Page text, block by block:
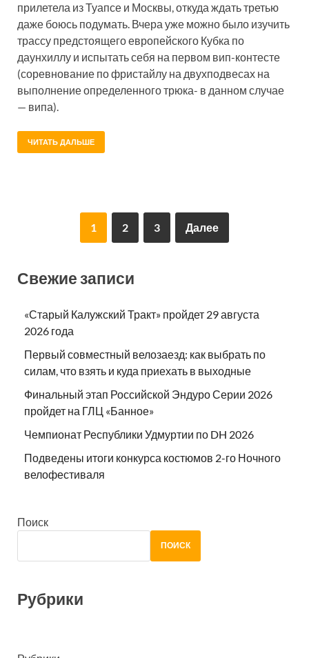
прилетела из Туапсе и Москвы, откуда ждать третью
даже боюсь подумать. Вчера уже можно было изучить
трассу предстоящего европейского Кубка по
даунхиллу и испытать себя на первом вип-контесте
(соревнование по фристайлу на двухподвесах на
выполнение определенного трюка- в данном случае
— випа).
ЧИТАТЬ ДАЛЬШЕ
1 2 3 Далее
Свежие записи
«Старый Калужский Тракт» пройдет 29 августа
2026 года
Первый совместный велозаезд: как выбрать по
силам, что взять и куда приехать в выходные
Финальный этап Российской Эндуро Серии 2026
пройдет на ГЛЦ «Банное»
Чемпионат Республики Удмуртии по DH 2026
Подведены итоги конкурса костюмов 2-го Ночного
велофестиваля
Поиск
ПОИСК
Рубрики